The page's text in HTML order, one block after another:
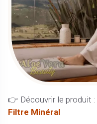
👉 Découvrir le produit :
Filtre Minéral